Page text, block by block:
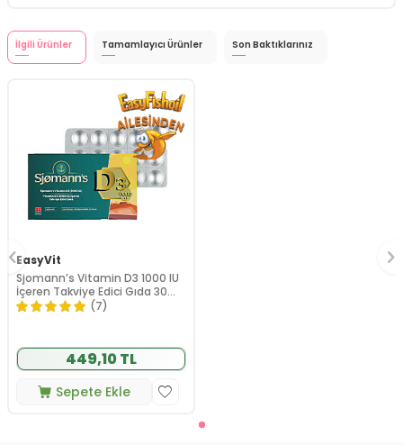
İlgili Ürünler Tamamlayıcı Ürünler Son Baktıklarınız
EasyVit
Sjomann’s Vitamin D3 1000 IU
İçeren Takviye Edici Gıda 30
Adet Çiğnenebilir Jel Form
(7)
449,10 TL
Sepete Ekle